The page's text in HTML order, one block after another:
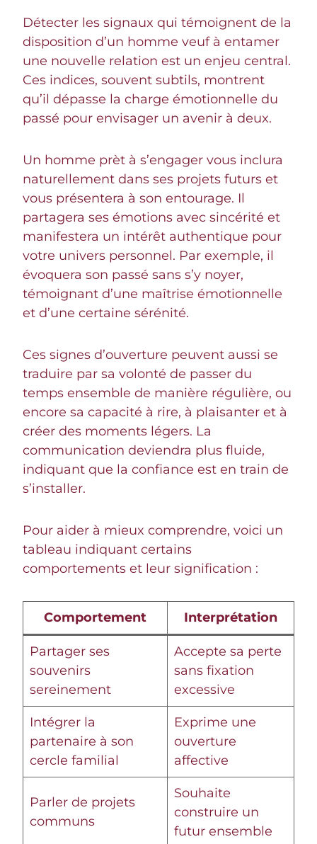
Détecter les signaux qui témoignent de la
disposition d’un homme veuf à entamer
une nouvelle relation est un enjeu central.
Ces indices, souvent subtils, montrent
qu’il dépasse la charge émotionnelle du
passé pour envisager un avenir à deux.
Un homme prèt à s’engager vous inclura
naturellement dans ses projets futurs et
vous présentera à son entourage. Il
partagera ses émotions avec sincérité et
manifestera un intérêt authentique pour
votre univers personnel. Par exemple, il
évoquera son passé sans s’y noyer,
témoignant d’une maîtrise émotionnelle
et d’une certaine sérénité.
Ces signes d’ouverture peuvent aussi se
traduire par sa volonté de passer du
temps ensemble de manière régulière, ou
encore sa capacité à rire, à plaisanter et à
créer des moments légers. La
communication deviendra plus fluide,
indiquant que la confiance est en train de
s’installer.
Pour aider à mieux comprendre, voici un
tableau indiquant certains
comportements et leur signification :
Comportement Interprétation
Partager ses
souvenirs
sereinement
Accepte sa perte
sans fixation
excessive
Intégrer la
partenaire à son
cercle familial
Exprime une
ouverture
affective
Parler de projets
communs
Souhaite
construire un
futur ensemble